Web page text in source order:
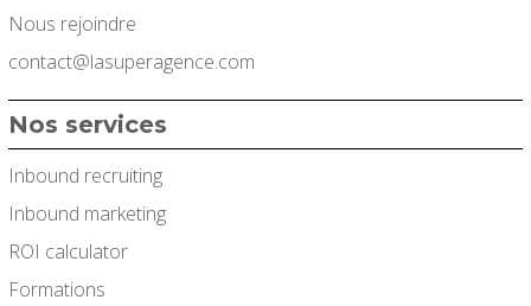
Nous rejoindre
contact@lasuperagence.com
Nos services
Inbound recruiting
Inbound marketing
ROI calculator
Formations